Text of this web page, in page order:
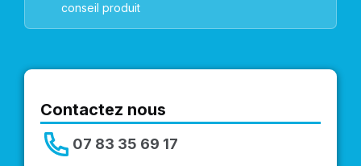
conseil produit
Contactez nous
07 83 35 69 17